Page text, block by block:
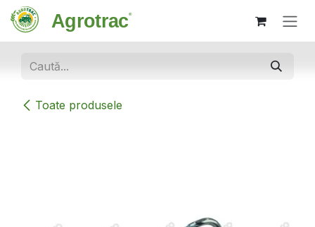
Sari la conținut
Toate produsele